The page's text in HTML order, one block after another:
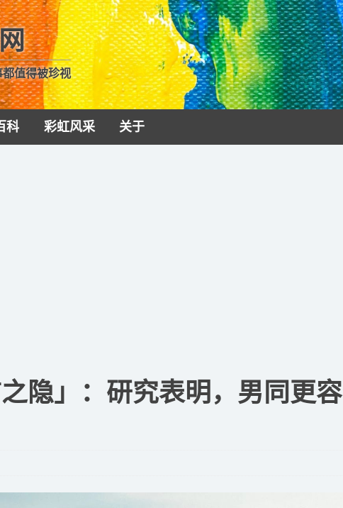
值得被珍视
科 彩虹风采 关于
隐」：研究表明，男同更容